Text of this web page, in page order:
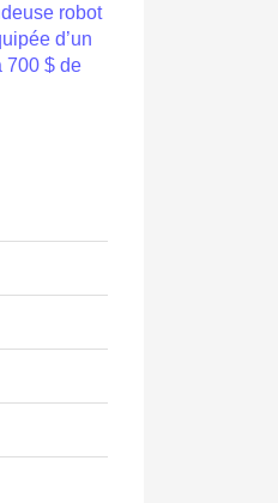
robot
d’un
700 $ de